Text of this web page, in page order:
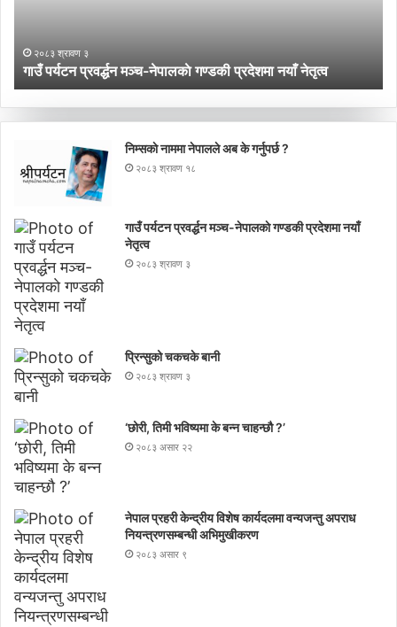
नेतृत्व२०८३ श्रावण ३
गाउँ पर्यटन प्रवर्द्धन मञ्च-नेपालकाे गण्डकी प्रदेशमा नयाँ नेतृत्व
निम्सकाे नाममा नेपालले अब के गर्नुपर्छ ?
२०८३ श्रावण १८
गाउँ पर्यटन प्रवर्द्धन मञ्च-नेपालकाे गण्डकी प्रदेशमा नयाँ
नेतृत्व
२०८३ श्रावण ३
प्रिन्सुको चकचके बानी
२०८३ श्रावण ३
‘छोरी, तिमी भविष्यमा के बन्न चाहन्छौ ?’
२०८३ असार २२
नेपाल प्रहरी केन्द्रीय विशेष कार्यदलमा वन्यजन्तु अपराध
नियन्त्रणसम्बन्धी अभिमुखीकरण
२०८३ असार ९